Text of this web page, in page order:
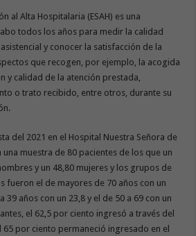
al Alta Hospitalaria (ESAH) es una
todos los años para medir la calidad
y conocer la satisfacción de la
que recogen, por ejemplo, la acogida
y calidad de la atención prestada,
o trato recibido, entre otros, durante su
del 2021 en el Hospital Nuestra Señora de
muestra de 80 pacientes de los que un
y un 48,80 mujeres y los grupos de
fueron el de mayores de 70 años con un
39 años con un 23,8 y el de 50 a 69 con un
el 62,5 por ciento ingresó a través del
65 por ciento permaneció ingresado en el